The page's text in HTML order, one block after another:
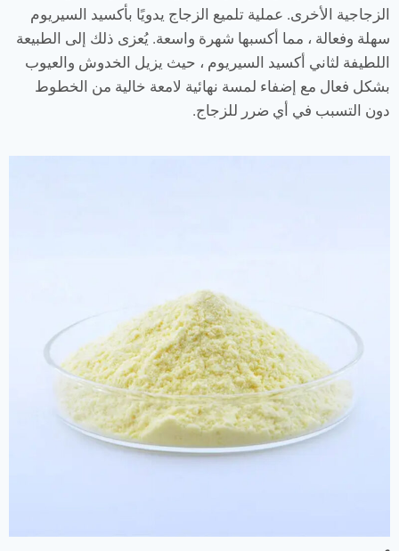
الزجاجية الأخرى. عملية تلميع الزجاج يدويًا بأكسيد السيريوم
سهلة وفعالة ، مما أكسبها شهرة واسعة. يُعزى ذلك إلى الطبيعة
اللطيفة لثاني أكسيد السيريوم ، حيث يزيل الخدوش والعيوب
بشكل فعال مع إضفاء لمسة نهائية لامعة خالية من الخطوط
دون التسبب في أي ضرر للزجاج.